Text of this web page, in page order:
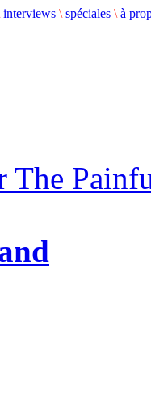
interviews \ spéciales \ à
The